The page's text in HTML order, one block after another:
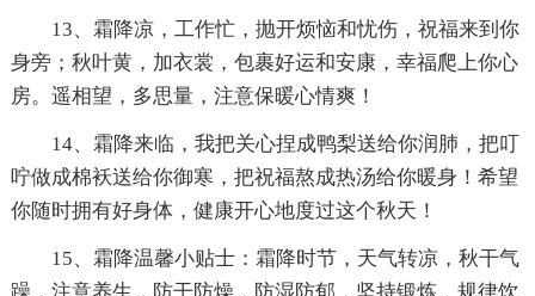
13、霜降凉，工作忙，抛开烦恼和忧伤，祝福来到你
身旁；秋叶黄，加衣裳，包裹好运和安康，幸福爬上你心
房。遥相望，多思量，注意保暖心情爽！
14、霜降来临，我把关心捏成鸭梨送给你润肺，把叮
咛做成棉袄送给你御寒，把祝福熬成热汤给你暖身！希望
你随时拥有好身体，健康开心地度过这个秋天！
15、霜降温馨小贴士：霜降时节，天气转凉，秋干气